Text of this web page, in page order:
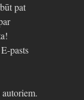
pat
pasts